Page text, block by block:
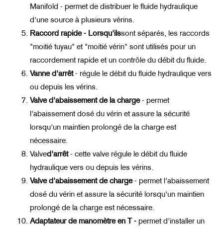
Manifold - permet de distribuer le fluide hydraulique
d'une source à plusieurs vérins.
Raccord rapide - Lorsqu'ilssont séparés, les raccords
"moitié tuyau" et "moitié vérin" sont utilisés pour un
raccordement rapide et un contrôle du débit du fluide.
Vanne d'arrêt- régule le débit du fluide hydraulique vers
ou depuis les vérins.
Valve d'abaissement de la charge- permet
l'abaissement dosé du vérin et assure la sécurité
lorsqu'un maintien prolongé de la charge est
nécessaire.
Valved'arrêt- cette valve régule le débit du fluide
hydraulique vers ou depuis les vérins.
Valve d'abaissement de charge- permet l'abaissement
dosé du vérin et assure la sécurité lorsqu'un maintien
prolongé de la charge est nécessaire.
Adaptateur de manomètre en T- permet d'installer un